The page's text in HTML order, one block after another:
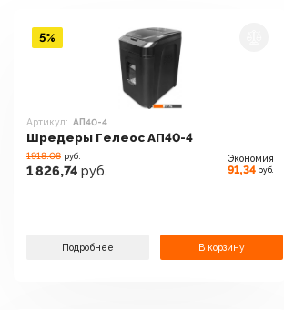
Артикул: АП40-4
Шредеры Гелеос АП40-4
1918.08 руб.
1 826,74 руб.
Экономия
91,34 руб.
Подробнее В корзину
5%